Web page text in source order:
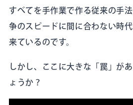
すべてを手作業で作る従来の手
争のスピードに間に合わない時
来ているのです。
しかし、ここに大きな「罠」が
ょうか？